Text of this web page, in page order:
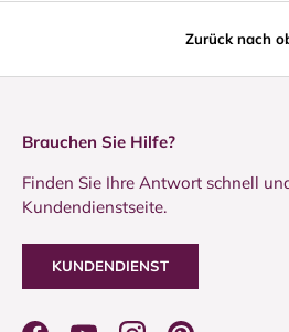
Zurück nach
Brauchen Sie Hilfe?
Finden Sie Ihre Antwort schnell
Kundendienstseite.
KUNDENDIENST